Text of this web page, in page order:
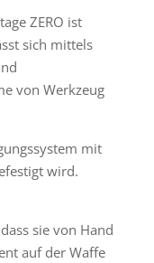
ZERO ist
sich mittels
von Werkzeug
mit
wird.
sie von Hand
auf der Waffe